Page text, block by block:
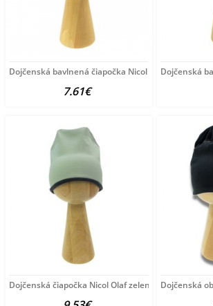
Dojčenská bavlnená čiapočka Nicol Emily podľa
7.61€
Dojčenská
Dojčenská čiapočka Nicol Olaf zelená Dojčenská